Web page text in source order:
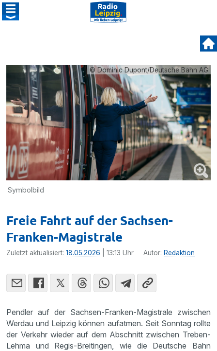
© Dominic Dupont/Deutsche Bahn AG
Symbolbild
Freie Fahrt auf der Sachsen-
Franken-Magistrale
Zuletzt aktualisiert:18.05.2026 | 13:13 Uhr Autor: Redaktion
Pendler auf der Sachsen-Franken-Magistrale zwischen
Werdau und Leipzig können aufatmen. Seit Sonntag rollte
der Verkehr wieder auf dem Abschnitt zwischen Treben-
Lehma und Regis-Breitingen, wie die Deutsche Bahn